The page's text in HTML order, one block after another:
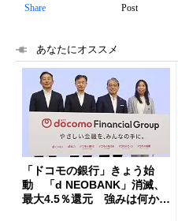
Share Post
あなたにオススメ
「ドコモの銀行」きょう始
動 「d NEOBANK」消滅、
最大4.5％還元 強みは何か解